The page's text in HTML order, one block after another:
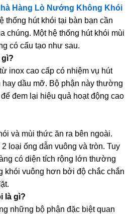
Hàng Lò Nướng Không Khói
thống hút khói tại bàn bạn cần
chúng. Một hệ thống hút khói mùi
có cấu tạo như sau.
gì?
inox cao cấp có nhiệm vụ hút
dầu mỡ. Bộ phận này thường
đem lại hiệu quả hoạt động cao
và mùi thức ăn ra bên ngoài.
loại ống dẫn vuông và tròn. Tuy
có diện tích rộng lớn thường
khói vuông hơn bởi độ chắc chắn
là gì?
những bộ phận đặc biệt quan